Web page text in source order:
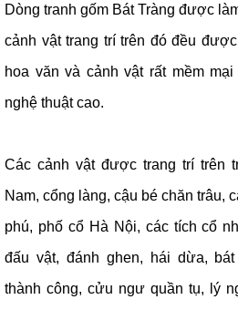
Dòng tranh gốm Bát Tràng được
cảnh vật trang trí trên đó đều
hoa văn và cảnh vật rất mềm
nghệ thuật cao.
Các cảnh vật được trang trí trên
Nam, cổng làng, cậu bé chăn trâu,
phú, phố cổ Hà Nội, các tích cổ
đấu vật, đánh ghen, hái dừa,
thành công, cửu ngư quần tụ, lý